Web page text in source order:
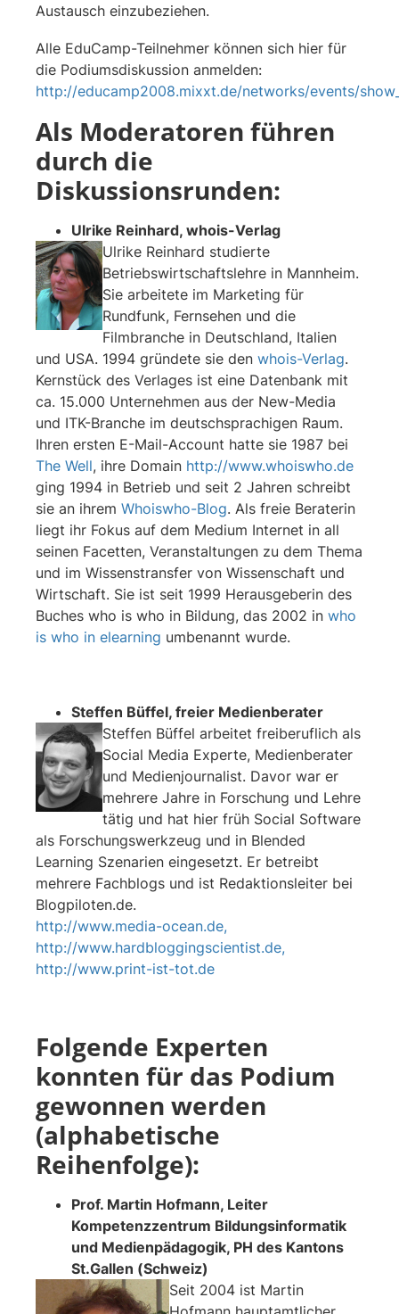
Austausch einzubeziehen.
Alle EduCamp-Teilnehmer können sich hier für
die Podiumsdiskussion anmelden:
http://educamp2008.mixxt.de/networks/events/
Als Moderatoren führen
durch die
Diskussionsrunden:
Ulrike Reinhard, whois-Verlag
Ulrike Reinhard studierte
Betriebswirtschaftslehre in Mannheim.
Sie arbeitete im Marketing für
Rundfunk, Fernsehen und die
Filmbranche in Deutschland, Italien
und USA. 1994 gründete sie den whois-Verlag.
Kernstück des Verlages ist eine Datenbank mit
ca. 15.000 Unternehmen aus der New-Media
und ITK-Branche im deutschsprachigen Raum.
Ihren ersten E-Mail-Account hatte sie 1987 bei
The Well, ihre Domain http://www.whoiswho.de
ging 1994 in Betrieb und seit 2 Jahren schreibt
sie an ihrem Whoiswho-Blog. Als freie Beraterin
liegt ihr Fokus auf dem Medium Internet in all
seinen Facetten, Veranstaltungen zu dem Thema
und im Wissenstransfer von Wissenschaft und
Wirtschaft. Sie ist seit 1999 Herausgeberin des
Buches who is who in Bildung, das 2002 in who
is who in elearning umbenannt wurde.
Steffen Büffel, freier Medienberater
Steffen Büffel arbeitet freiberuflich als
Social Media Experte, Medienberater
und Medienjournalist. Davor war er
mehrere Jahre in Forschung und Lehre
tätig und hat hier früh Social Software
als Forschungswerkzeug und in Blended
Learning Szenarien eingesetzt. Er betreibt
mehrere Fachblogs und ist Redaktionsleiter bei
Blogpiloten.de.
http://www.media-ocean.de,
http://www.hardbloggingscientist.de,
http://www.print-ist-tot.de
Folgende Experten
konnten für das Podium
gewonnen werden
(alphabetische
Reihenfolge):
Prof. Martin Hofmann, Leiter
Kompetenzzentrum Bildungsinformatik
und Medienpädagogik, PH des Kantons
St.Gallen (Schweiz)
Seit 2004 ist Martin